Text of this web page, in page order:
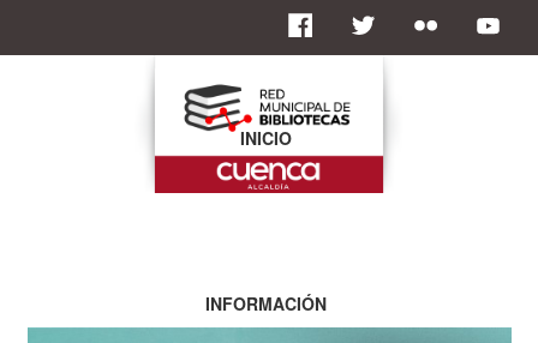
INICIO
INFORMACIÓN